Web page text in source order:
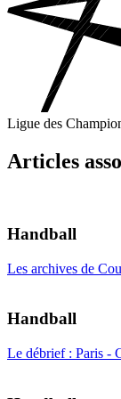
Ligue des
Articles
Handball
Les archives de
Handball
Le débrief : Paris -